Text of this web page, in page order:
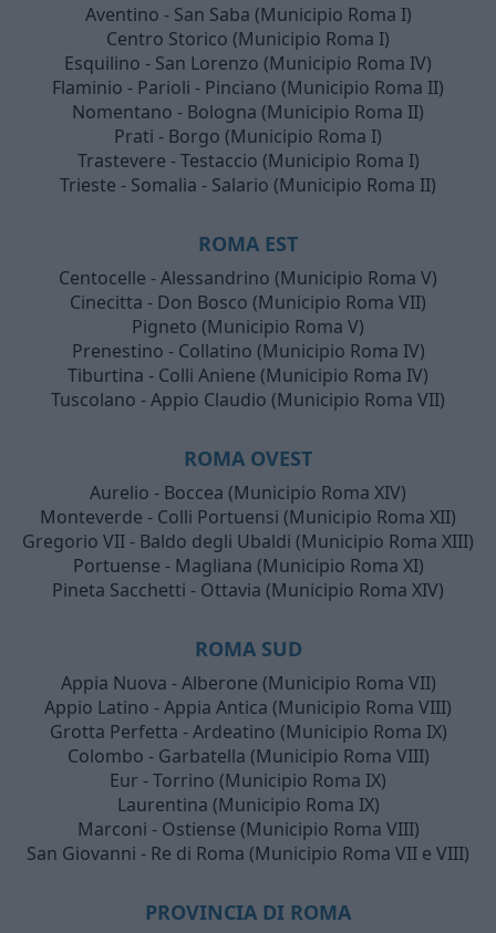
Aventino - San Saba (Municipio Roma I)
Centro Storico (Municipio Roma I)
Esquilino - San Lorenzo (Municipio Roma IV)
Flaminio - Parioli - Pinciano (Municipio Roma II)
Nomentano - Bologna (Municipio Roma II)
Prati - Borgo (Municipio Roma I)
Trastevere - Testaccio (Municipio Roma I)
Trieste - Somalia - Salario (Municipio Roma II)
ROMA EST
Centocelle - Alessandrino (Municipio Roma V)
Cinecitta - Don Bosco (Municipio Roma VII)
Pigneto (Municipio Roma V)
Prenestino - Collatino (Municipio Roma IV)
Tiburtina - Colli Aniene (Municipio Roma IV)
Tuscolano - Appio Claudio (Municipio Roma VII)
ROMA OVEST
Aurelio - Boccea (Municipio Roma XIV)
Monteverde - Colli Portuensi (Municipio Roma XII)
Gregorio VII - Baldo degli Ubaldi (Municipio Roma XIII)
Portuense - Magliana (Municipio Roma XI)
Pineta Sacchetti - Ottavia (Municipio Roma XIV)
ROMA SUD
Appia Nuova - Alberone (Municipio Roma VII)
Appio Latino - Appia Antica (Municipio Roma VIII)
Grotta Perfetta - Ardeatino (Municipio Roma IX)
Colombo - Garbatella (Municipio Roma VIII)
Eur - Torrino (Municipio Roma IX)
Laurentina (Municipio Roma IX)
Marconi - Ostiense (Municipio Roma VIII)
San Giovanni - Re di Roma (Municipio Roma VII e VIII)
PROVINCIA DI ROMA